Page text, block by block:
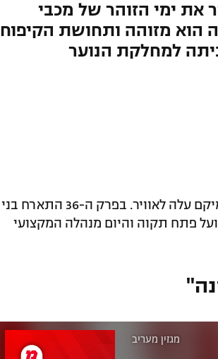
ששיחזר את ימי הזוהר של מכבי
הוא מזוהה ותחושת הקיפוח
למחלקת הנוער
בהגשת רון עמיקם עלה לאוויר. בפרק ה-36 התארח בני
פתח תקוה והיום מנהלה המקצועי